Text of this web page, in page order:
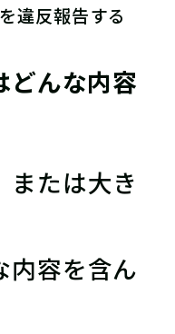
違反報告する
どんな内容
または大き
内容を含ん